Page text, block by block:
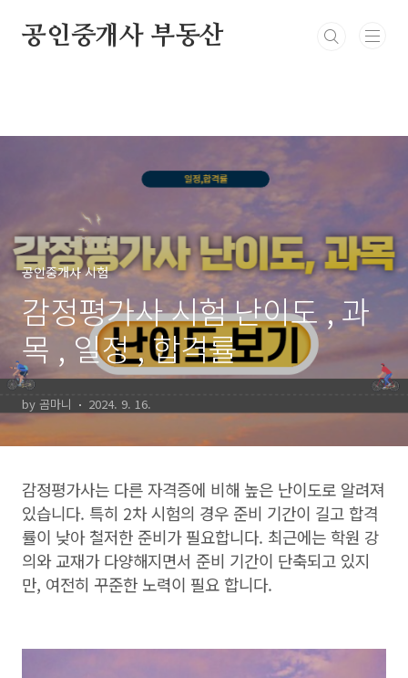
공인중개사 부동산
공인중개사 시험
감정평가사 시험 난이도 , 과
목 , 일정 , 합격률
by 곰마니 2024. 9. 16.
감정평가사는 다른 자격증에 비해 높은 난이도로 알려져
있습니다. 특히 2차 시험의 경우 준비 기간이 길고 합격
률이 낮아 철저한 준비가 필요합니다. 최근에는 학원 강
의와 교재가 다양해지면서 준비 기간이 단축되고 있지
만, 여전히 꾸준한 노력이 필요 합니다.